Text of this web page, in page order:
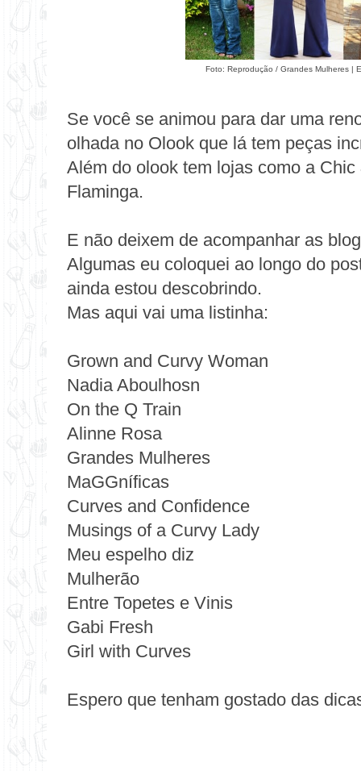
Foto: Reprodução / Grandes Mulheres |
Se você se animou para dar uma
olhada no Olook que lá tem peças
Além do olook tem lojas como a Chic
Flaminga.
E não deixem de acompanhar as
Algumas eu coloquei ao longo do
ainda estou descobrindo.
Mas aqui vai uma listinha:
Grown and Curvy Woman
Nadia Aboulhosn
On the Q Train
Alinne Rosa
Grandes Mulheres
MaGGníficas
Curves and Confidence
Musings of a Curvy Lady
Meu espelho diz
Mulherão
Entre Topetes e Vinis
Gabi Fresh
Girl with Curves
Espero que tenham gostado das